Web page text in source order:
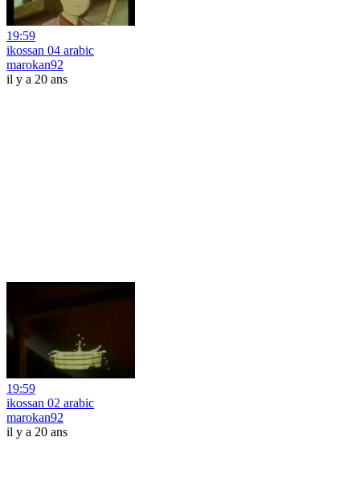
19:59
ikossan 04 arabic
marokan92
il y a 20 ans
19:59
ikossan 02 arabic
marokan92
il y a 20 ans